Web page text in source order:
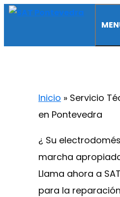
Saltar
contenido
Inicio » Servicio
en Pontevedra
¿ Su
marcha
Llama ahora a
para la